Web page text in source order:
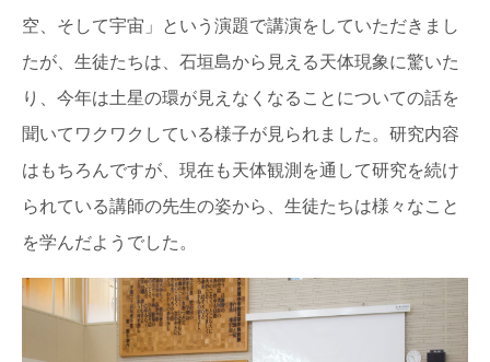
空、そして宇宙」という演題で講演をしていただきまし
たが、生徒たちは、石垣島から見える天体現象に驚いた
り、今年は土星の環が見えなくなることについての話を
聞いてワクワクしている様子が見られました。研究内容
はもちろんですが、現在も天体観測を通して研究を続け
られている講師の先生の姿から、生徒たちは様々なこと
を学んだようでした。